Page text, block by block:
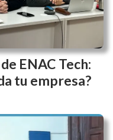
cierran
Muerta